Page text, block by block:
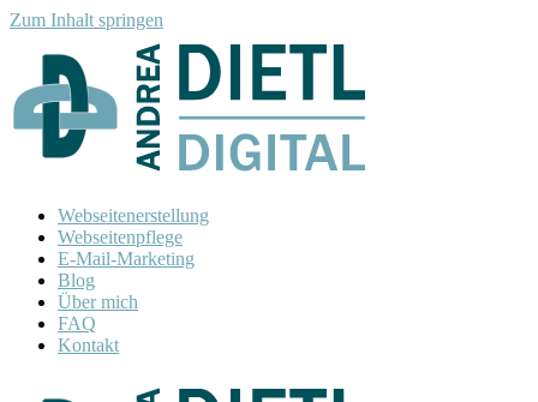
Inhalt
springen
Zum Inhalt springen
Webseitenerstellung
Webseitenpflege
E-Mail-Marketing
Blog
Über mich
FAQ
Kontakt